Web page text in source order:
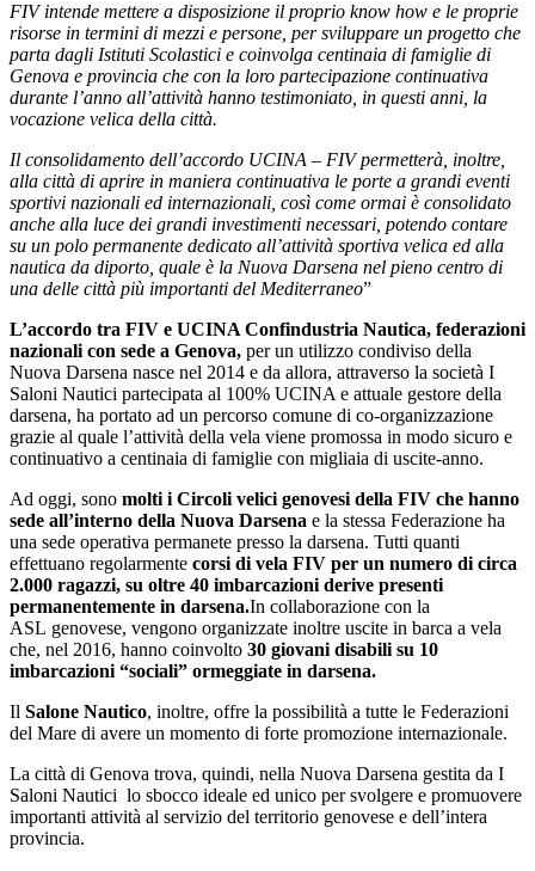
FIV intende mettere a disposizione il proprio know how e le proprie
risorse in termini di mezzi e persone, per sviluppare un progetto che
parta dagli Istituti Scolastici e coinvolga centinaia di famiglie di
Genova e provincia che con la loro partecipazione continuativa
durante l’anno all’attività hanno testimoniato, in questi anni, la
vocazione velica della città.
Il consolidamento dell’accordo UCINA – FIV permetterà, inoltre,
alla città di aprire in maniera continuativa le porte a grandi eventi
sportivi nazionali ed internazionali, così come ormai è consolidato
anche alla luce dei grandi investimenti necessari, potendo contare
su un polo permanente dedicato all’attività sportiva velica ed alla
nautica da diporto, quale è la Nuova Darsena nel pieno centro di
una delle città più importanti del Mediterraneo”
L’accordo tra FIV e UCINA Confindustria Nautica, federazioni
nazionali con sede a Genova, per un utilizzo condiviso della
Nuova Darsena nasce nel 2014 e da allora, attraverso la società I
Saloni Nautici partecipata al 100% UCINA e attuale gestore della
darsena, ha portato ad un percorso comune di co-organizzazione
grazie al quale l’attività della vela viene promossa in modo sicuro e
continuativo a centinaia di famiglie con migliaia di uscite-anno.
Ad oggi, sono molti i Circoli velici genovesi della FIV che hanno
sede all’interno della Nuova Darsena e la stessa Federazione ha
una sede operativa permanete presso la darsena. Tutti quanti
effettuano regolarmente corsi di vela FIV per un numero di circa
2.000 ragazzi, su oltre 40 imbarcazioni derive presenti
permanentemente in darsena.In collaborazione con la
ASL genovese, vengono organizzate inoltre uscite in barca a vela
che, nel 2016, hanno coinvolto 30 giovani disabili su 10
imbarcazioni “sociali” ormeggiate in darsena.
Il Salone Nautico, inoltre, offre la possibilità a tutte le Federazioni
del Mare di avere un momento di forte promozione internazionale.
La città di Genova trova, quindi, nella Nuova Darsena gestita da I
Saloni Nautici lo sbocco ideale ed unico per svolgere e promuovere
importanti attività al servizio del territorio genovese e dell’intera
provincia.